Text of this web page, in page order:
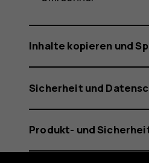
Inhalte kopieren und
Sicherheit und
Produkt- und